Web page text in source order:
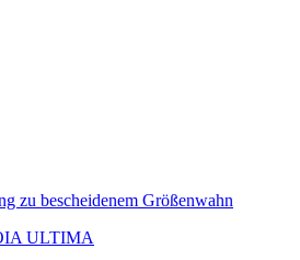
zu bescheidenem Größenwahn
ULTIMA